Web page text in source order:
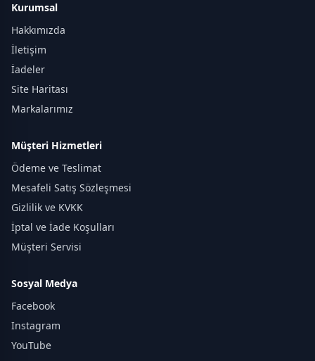
Kurumsal
Hakkımızda
İletişim
İadeler
Site Haritası
Markalarımız
Müşteri Hizmetleri
Ödeme ve Teslimat
Mesafeli Satış Sözleşmesi
Gizlilik ve KVKK
İptal ve İade Koşulları
Müşteri Servisi
Sosyal Medya
Facebook
Instagram
YouTube